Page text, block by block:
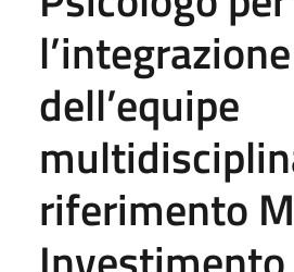
l’integrazione
dell’equipe
riferimento